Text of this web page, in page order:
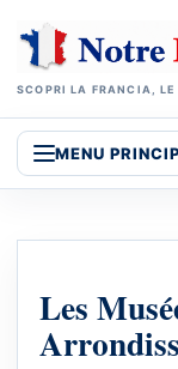
SCOPRI LA FRANCIA,
MENU
Les